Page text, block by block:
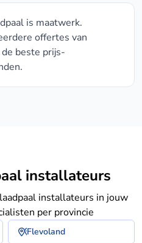
is maatwerk.
offertes van
beste prijs-
installateurs
installateurs in jouw
per provincie
Flevoland